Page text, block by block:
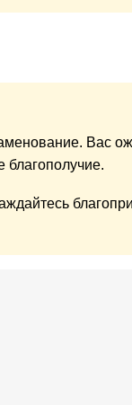
Вас
благополучие.